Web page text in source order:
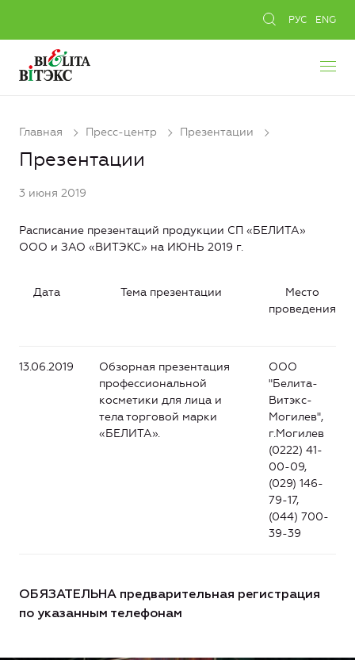
РУС ENG
Главная Пресс-центр Презентации
Презентации
3 июня 2019
Расписание презентаций продукции СП «БЕЛИТА»
ООО и ЗАО «ВИТЭКС» на ИЮНЬ 2019 г.
Дата Тема презентации
Место
проведения
13.06.2019
Обзорная презентация
профессиональной
косметики для лица и
тела торговой марки
«БЕЛИТА».
ООО
"Белита-
Витэкс-
Могилев",
г.Могилев
(0222) 41-
00-09,
(029) 146-
79-17,
(044) 700-
39-39
ОБЯЗАТЕЛЬНА предварительная регистрация
по указанным телефонам